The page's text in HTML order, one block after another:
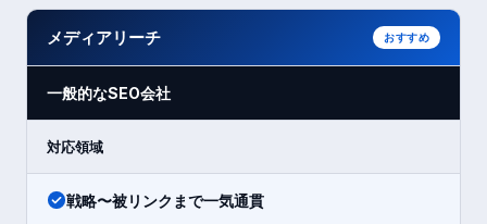
メディアリーチ おすすめ
一般的なSEO会社
対応領域
戦略〜被リンクまで一気通貫